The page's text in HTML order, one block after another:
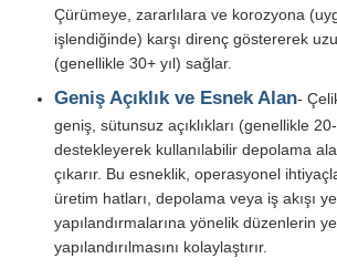
Çelik yapı imalatı
Kümes
Sığır kulübesine
Çürümeye, zararlılara ve korozyona
işlendiğinde) karşı direnç göstererek
(genellikle 30+ yıl) sağlar.
Geniş Açıklık ve Esnek Alan-
geniş, sütunsuz açıklıkları (genellikle
destekleyerek kullanılabilir depolama
çıkarır. Bu esneklik, operasyonel
üretim hatları, depolama veya iş akışı
yapılandırmalarına yönelik düzenlerin
yapılandırılmasını kolaylaştırır.